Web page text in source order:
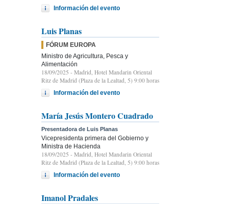
Información del evento
Luis Planas
FÓRUM EUROPA
Ministro de Agricultura, Pesca y
Alimentación
18/09/2025 - Madrid, Hotel Mandarin Oriental
Ritz de Madrid (Plaza de la Lealtad, 5) 9:00 horas
Información del evento
María Jesús Montero Cuadrado
Presentadora de Luis Planas
Vicepresidenta primera del Gobierno y
Ministra de Hacienda
18/09/2025 - Madrid, Hotel Mandarin Oriental
Ritz de Madrid (Plaza de la Lealtad, 5) 9:00 horas
Información del evento
Imanol Pradales